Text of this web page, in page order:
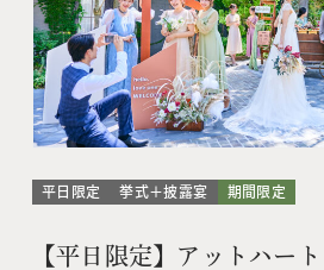
平日限定 挙式＋披露宴 期間限定
【平日限定】アットハー